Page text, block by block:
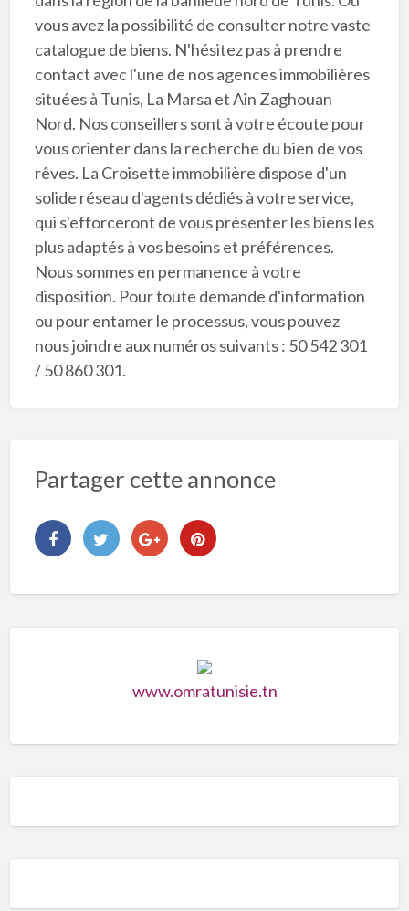
vous avez la possibilité de consulter notre vaste
catalogue de biens. N'hésitez pas à prendre
contact avec l'une de nos agences immobilières
situées à Tunis, La Marsa et Ain Zaghouan
Nord. Nos conseillers sont à votre écoute pour
vous orienter dans la recherche du bien de vos
rêves. La Croisette immobilière dispose d'un
solide réseau d'agents dédiés à votre service,
qui s'efforceront de vous présenter les biens les
plus adaptés à vos besoins et préférences.
Nous sommes en permanence à votre
disposition. Pour toute demande d'information
ou pour entamer le processus, vous pouvez
nous joindre aux numéros suivants : 50 542 301
/ 50 860 301.
Partager cette annonce
www.omratunisie.tn